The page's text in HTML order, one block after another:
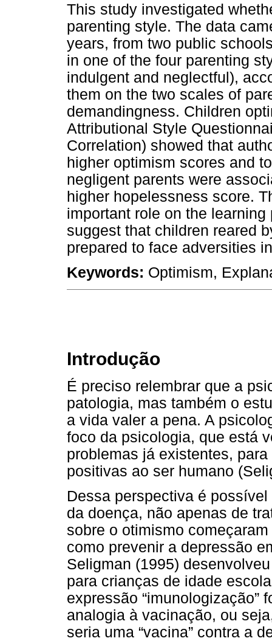
This study investigated
parenting style. The data
years, from two public
in one of the four parenting
indulgent and neglectful),
them on the two scales of
demandingness. Children
Attributional Style
Correlation) showed that
higher optimism scores and
negligent parents were
higher hopelessness score.
important role on the
suggest that children reared
prepared to face adversities
Keywords: Optimism,
Introdução
É preciso relembrar que a
patologia, mas também o
a vida valer a pena. A
foco da psicologia, que está
problemas já existentes,
positivas ao ser humano
Dessa perspectiva é
da doença, não apenas de
sobre o otimismo
como prevenir a depressão
Seligman (1995)
para crianças de idade
expressão “imunologização”
analogia à vacinação, ou
seria uma “vacina” contra a